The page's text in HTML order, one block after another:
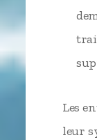
Les
leur